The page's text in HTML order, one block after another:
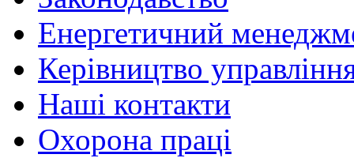
Енергетичний
Керівництво
Наші контакти
Охорона праці